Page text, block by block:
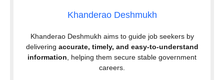
Khanderao Deshmukh
Khanderao Deshmukh aims to guide job seekers by
delivering accurate, timely, and easy-to-understand
information , helping them secure stable government
careers.